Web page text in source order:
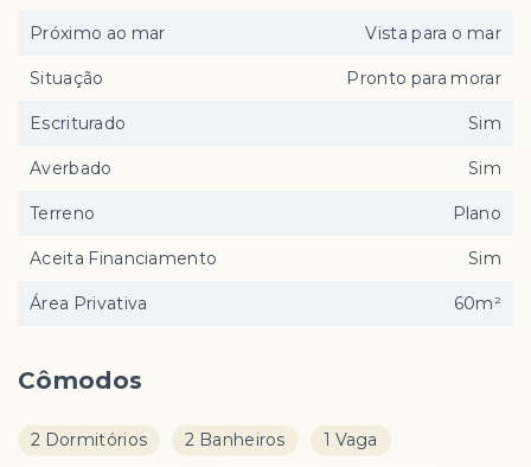
Cômodos
2 Dormitórios 2 Banheiros 1 Vaga
Próximo ao mar Vista para o mar
Situação Pronto para morar
Escriturado Sim
Averbado Sim
Terreno Plano
Aceita Financiamento Sim
Área Privativa 60m²